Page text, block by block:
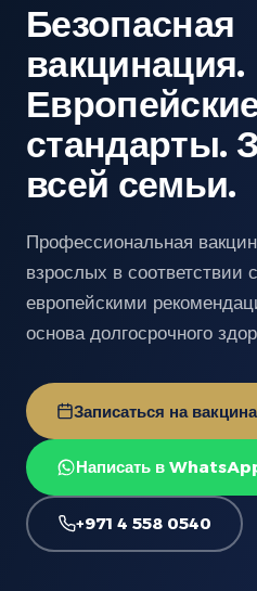
Безопасная
вакцинация.
стандарты.
всей семьи.
Профессиональная
взрослых в
европейскими
основа долгосрочного
Записаться на
Написать в
+971 4 558 0540